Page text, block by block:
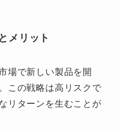
メリット
場で新しい製品を開
この戦略は高リスクで
リターンを生むことが